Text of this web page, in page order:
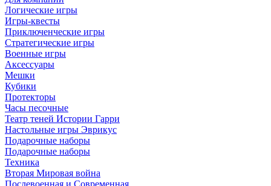
Логические игры
Игры-квесты
Приключенческие игры
Стратегические игры
Военные игры
Аксессуары
Мешки
Кубики
Протекторы
Часы песочные
Театр теней Истории Гарри
Настольные игры Эврикус
Подарочные наборы
Подарочные наборы
Техника
Вторая Мировая война
Послевоенная и Современная